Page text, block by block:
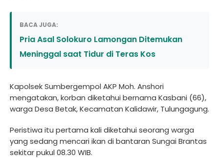
BACA JUGA:
Pria Asal Solokuro Lamongan Ditemukan
Meninggal saat Tidur di Teras Kos
Kapolsek Sumbergempol AKP Moh. Anshori
mengatakan, korban diketahui bernama Kasbani (66),
warga Desa Betak, Kecamatan Kalidawir, Tulungagung.
Peristiwa itu pertama kali diketahui seorang warga
yang sedang mencari ikan di bantaran Sungai Brantas
sekitar pukul 08.30 WIB.